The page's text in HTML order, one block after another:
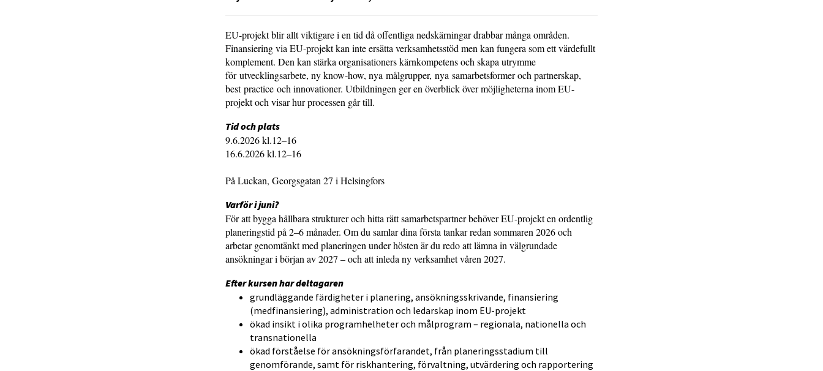
EU-projekt blir allt viktigare i en tid då offentliga nedskärningar drabbar många områden.
Finansiering via EU-projekt kan inte ersätta verksamhetsstöd men kan fungera som ett värdefullt
komplement. Den kan stärka organisationers kärnkompetens och skapa utrymme
för utvecklingsarbete, ny know-how, nya målgrupper, nya samarbetsformer och partnerskap,
best practice och innovationer. Utbildningen ger en överblick över möjligheterna inom EU-
projekt och visar hur processen går till.
Tid och plats
9.6.2026 kl.12–16
16.6.2026 kl.12–16
På Luckan, Georgsgatan 27 i Helsingfors
Varför i juni?
För att bygga hållbara strukturer och hitta rätt samarbetspartner behöver EU-projekt en ordentlig
planeringstid på 2–6 månader. Om du samlar dina första tankar redan sommaren 2026 och
arbetar genomtänkt med planeringen under hösten är du redo att lämna in välgrundade
ansökningar i början av 2027 – och att inleda ny verksamhet våren 2027.
Efter kursen har deltagaren
grundläggande färdigheter i planering, ansökningsskrivande, finansiering
(medfinansiering), administration och ledarskap inom EU-projekt
ökad insikt i olika programhelheter och målprogram – regionala, nationella och
transnationella
ökad förståelse för ansökningsförfarandet, från planeringsstadium till
genomförande, samt för riskhantering, förvaltning, utvärdering och rapportering